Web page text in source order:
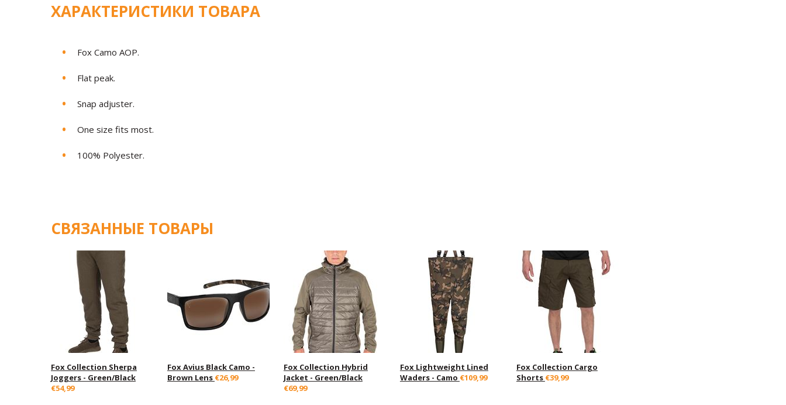
ХАРАКТЕРИСТИКИ ТОВАРА
Fox Camo AOP.
Flat peak.
Snap adjuster.
One size fits most.
100% Polyester.
СВЯЗАННЫЕ ТОВАРЫ
Fox Collection Sherpa
Joggers - Green/Black
€54,99
Fox Avius Black Camo -
Brown Lens €26,99
Fox Collection Hybrid
Jacket - Green/Black
€69,99
Fox Lightweight Lined
Waders - Camo €109,99
Fox Collection Cargo
Shorts €39,99